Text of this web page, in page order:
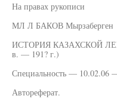
На правах рукописи
МЛ Л БАКОВ Мырзаберген
ИСТОРИЯ КАЗАХСКОЙ
в. — 191? г.)
Специальность — 10.02.06
Автореферат.